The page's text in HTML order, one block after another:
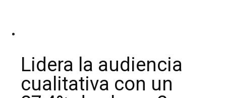
Lidera la audiencia
cualitativa con un